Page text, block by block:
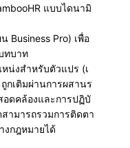
แบบไดนามิ
Business Pro) เพื่อ
ทบาท
น่งสำหรับตัวแปร (เ
กเติมผ่านการผสานร
ดคล้องและการปฏิบั
ามารถรวมการติดตา
งกฎหมายได้